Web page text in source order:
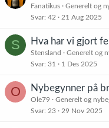
Fanatikus
Generelt og
Svar 42 21 Aug 2025
S Hva har vi gjort
Stensland
Generelt og
Svar 31 1 Des 2025
O Nybegynner på
Ole79
Generelt og
Svar 23 29 Nov 2025